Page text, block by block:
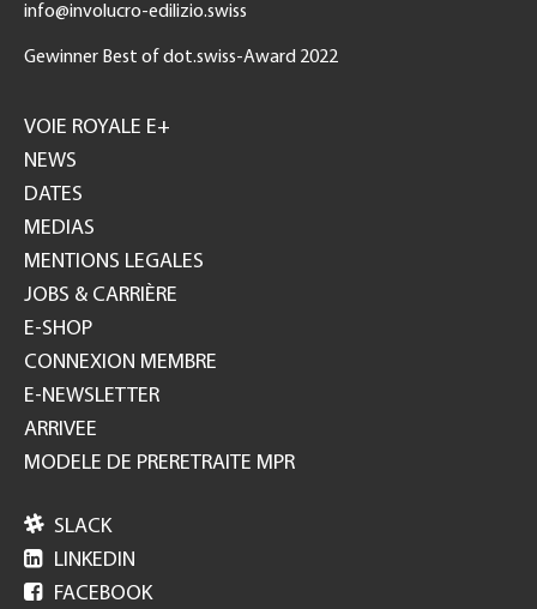
info@involucro-edilizio.swiss
Gewinner Best of dot.swiss-Award 2022
GH
VOIE ROYALE E+
NEWS
DATES
MEDIAS
MENTIONS LEGALES
JOBS & CARRIÈRE
E-SHOP
CONNEXION MEMBRE
E-NEWSLETTER
ARRIVEE
MODELE DE PRERETRAITE MPR
 SLACK
 LINKEDIN
 FACEBOOK